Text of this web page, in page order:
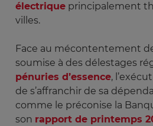
électrique principalement
villes.
Face au mécontentement
soumise à des délestages
pénuries d’essence,
de s’affranchir de sa
comme le préconise la
son rapport de printemps